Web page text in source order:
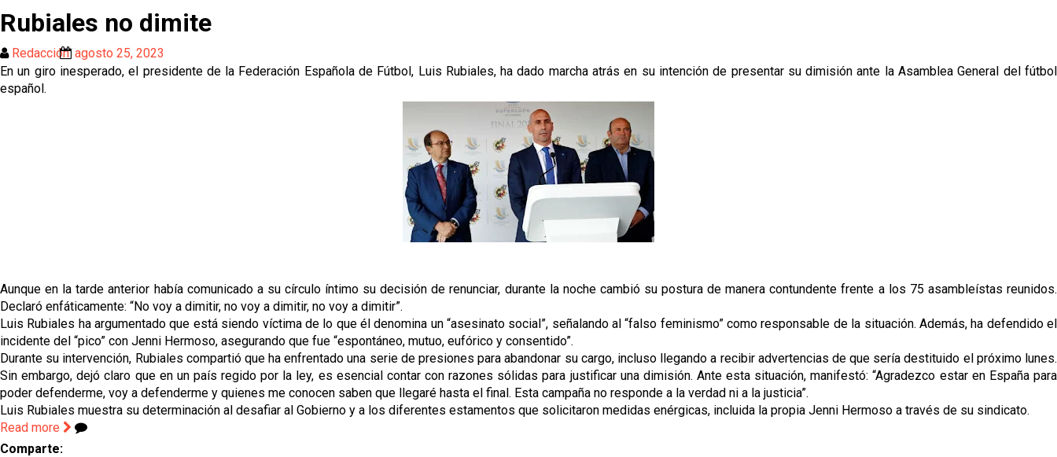
Rubiales no dimite
Redacción agosto 25, 2023
En un giro inesperado, el presidente de la Federación Española de Fútbol, Luis Rubiales, ha dado marcha atrás en su intención de presentar su dimisión ante la Asamblea General del fútbol
español.
Aunque en la tarde anterior había comunicado a su círculo íntimo su decisión de renunciar, durante la noche cambió su postura de manera contundente frente a los 75 asambleístas reunidos.
Declaró enfáticamente: “No voy a dimitir, no voy a dimitir, no voy a dimitir”.
Luis Rubiales ha argumentado que está siendo víctima de lo que él denomina un “asesinato social”, señalando al “falso feminismo” como responsable de la situación. Además, ha defendido el
incidente del “pico” con Jenni Hermoso, asegurando que fue “espontáneo, mutuo, eufórico y consentido”.
Durante su intervención, Rubiales compartió que ha enfrentado una serie de presiones para abandonar su cargo, incluso llegando a recibir advertencias de que sería destituido el próximo lunes.
Sin embargo, dejó claro que en un país regido por la ley, es esencial contar con razones sólidas para justificar una dimisión. Ante esta situación, manifestó: “Agradezco estar en España para
poder defenderme, voy a defenderme y quienes me conocen saben que llegaré hasta el final. Esta campaña no responde a la verdad ni a la justicia”.
Luis Rubiales muestra su determinación al desafiar al Gobierno y a los diferentes estamentos que solicitaron medidas enérgicas, incluida la propia Jenni Hermoso a través de su sindicato.
Read more
Comparte: